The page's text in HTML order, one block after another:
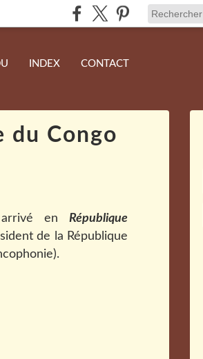
INDEX CONTACT
du Congo
en République
de la République